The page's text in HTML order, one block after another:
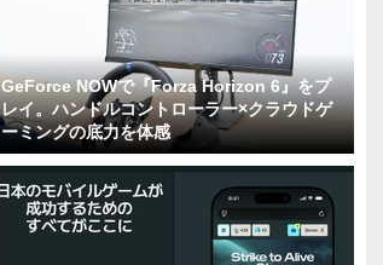
GeForce NOWで『Forza Horizon 6』をプ
レイ。ハンドルコントローラー×クラウドゲ
ーミングの底力を体感